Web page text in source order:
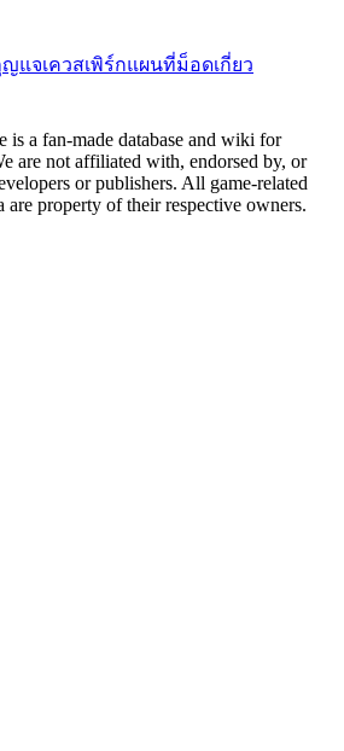
ญแจเควสเพิร์กแผนที่ม็อดเกี่ยว
is a fan-made database and wiki for
are not affiliated with, endorsed by, or
or publishers. All game-related
are property of their respective owners.